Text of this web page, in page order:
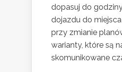
dopasuj do
dojazdu do
przy zmianie
warianty, które są
skomunikowane